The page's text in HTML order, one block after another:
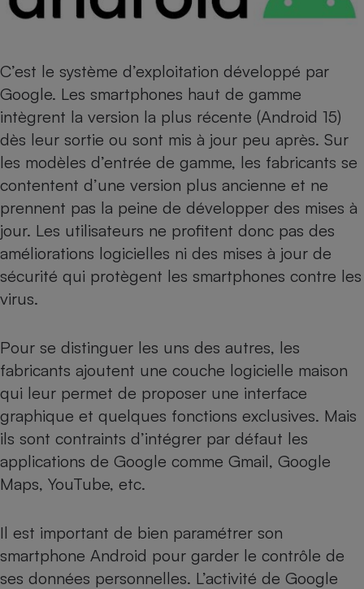
C’est le système d’exploitation développé par
Google. Les smartphones haut de gamme
intègrent la version la plus récente (Android 15)
dès leur sortie ou sont mis à jour peu après. Sur
les modèles d’entrée de gamme, les fabricants se
contentent d’une version plus ancienne et ne
prennent pas la peine de développer des mises à
jour. Les utilisateurs ne profitent donc pas des
améliorations logicielles ni des mises à jour de
sécurité qui protègent les smartphones contre les
virus.
Pour se distinguer les uns des autres, les
fabricants ajoutent une couche logicielle maison
qui leur permet de proposer une interface
graphique et quelques fonctions exclusives. Mais
ils sont contraints d’intégrer par défaut les
applications de Google comme Gmail, Google
Maps, YouTube, etc.
Il est important de bien paramétrer son
smartphone Android pour garder le contrôle de
ses données personnelles. L’activité de Google